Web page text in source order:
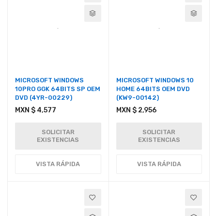
MICROSOFT WINDOWS
10PRO GGK 64BITS SP OEM
DVD (4YR-00229)
MXN $ 4,577
SOLICITAR
EXISTENCIAS
VISTA RÁPIDA
MICROSOFT WINDOWS 10
HOME 64BITS OEM DVD
(KW9-00142)
MXN $ 2,956
SOLICITAR
EXISTENCIAS
VISTA RÁPIDA